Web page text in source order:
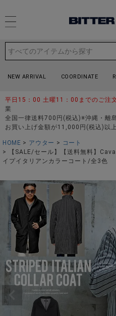
NEW ARRIVAL COORDINATE
平日15：00 土曜11：00までのご注
業
全国一律送料700円(税込)※沖縄・離
お買い上げ金額が11,000円(税込)以
HOME アウター
コート
【SALE/セール】【送料無料】
イプイタリアンカラーコート/全3色